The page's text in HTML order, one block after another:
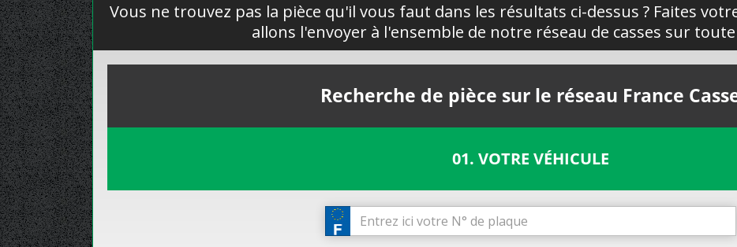
Vous ne trouvez pas la pièce qu'il vous faut dans les résultats ci-dessus ? Faites
allons l'envoyer à l'ensemble de notre réseau de casses sur toute
Recherche de pièce sur le réseau France
01. VOTRE VÉHICULE